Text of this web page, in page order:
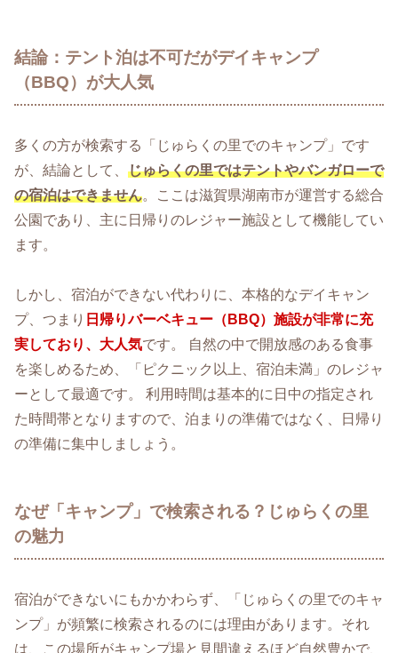
結論：テント泊は不可だがデイキャンプ
（BBQ）が大人気
多くの方が検索する「じゅらくの里でのキャンプ」です
が、結論として、 じゅらくの里ではテントやバンガローで
の宿泊はできません。ここは滋賀県湖南市が運営する総合
公園であり、主に日帰りのレジャー施設として機能してい
ます。
しかし、宿泊ができない代わりに、本格的なデイキャン
プ、つまり 日帰りバーベキュー（BBQ）施設が非常に充
実しており、大人気です。 自然の中で開放感のある食事
を楽しめるため、「ピクニック以上、宿泊未満」のレジャ
ーとして最適です。 利用時間は基本的に日中の指定され
た時間帯となりますので、泊まりの準備ではなく、日帰り
の準備に集中しましょう。
なぜ「キャンプ」で検索される？じゅらくの里
の魅力
宿泊ができないにもかかわらず、「じゅらくの里でのキャ
ンプ」が頻繁に検索されるのには理由があります。それ
は、この場所がキャンプ場と見間違えるほど自然豊かで、